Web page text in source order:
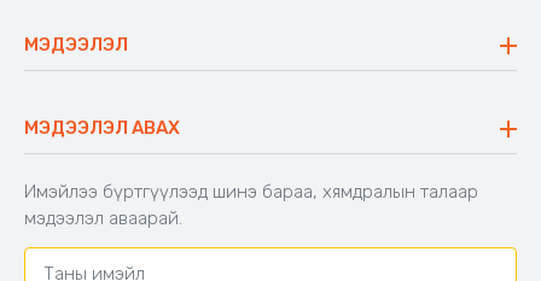
Блог
Сүүдрэвч
Аяны ширээ
Аяны түшлэгтэй сандал
МЭДЭЭЛЭЛ
Буцаалтын журам
Захиалга шалгах
Хамтран ажиллах
Холбоо барих
МЭДЭЭЛЭЛ АВАХ
Имэйлээ бүртгүүлээд шинэ бараа, хямдралын талаар
мэдээлэл аваарай.